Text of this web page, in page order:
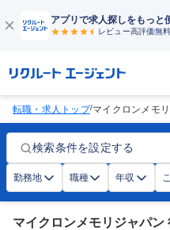
アプリで求人探しをもっと
レビュー高評価無料
転職・求人トップ/マイクロンメモ
検索条件を設定する
勤務地 職種 年収
マイクロンメモリジャパン